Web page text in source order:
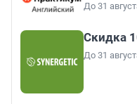
До 31
Скидка
До 31